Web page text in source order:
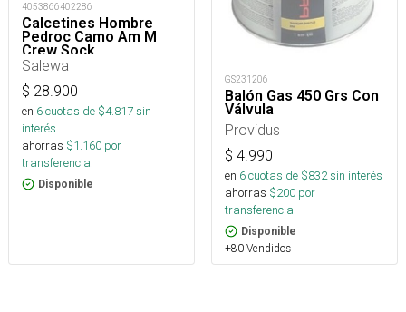
4053866402286
Calcetines Hombre
Pedroc Camo Am M
Crew Sock
Salewa
$ 28.900
en 6cuotas de $4.817sin
interés
ahorras $1.160 por
transferencia.
Disponible
GS231206
Balón Gas 450 Grs Con
Válvula
Providus
$ 4.990
en 6cuotas de $832sin interés
ahorras $200 por
transferencia.
Disponible
+80 Vendidos